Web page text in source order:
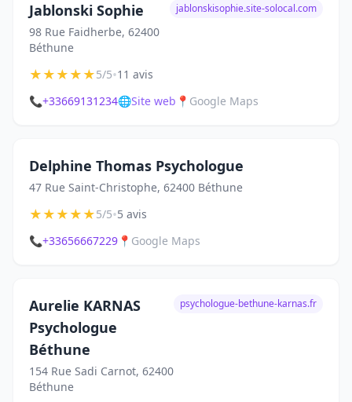
Jablonski Sophie
98 Rue Faidherbe, 62400
Béthune
jablonskisophie.site-solocal.com
★★★★★5/5•11 avis
📞+33669131234🌐Site web 📍 Google Maps
Delphine Thomas Psychologue
47 Rue Saint-Christophe, 62400 Béthune
★★★★★5/5•5 avis
📞+33656667229 📍 Google Maps
Aurelie KARNAS
Psychologue
Béthune
154 Rue Sadi Carnot, 62400
Béthune
psychologue-bethune-karnas.fr